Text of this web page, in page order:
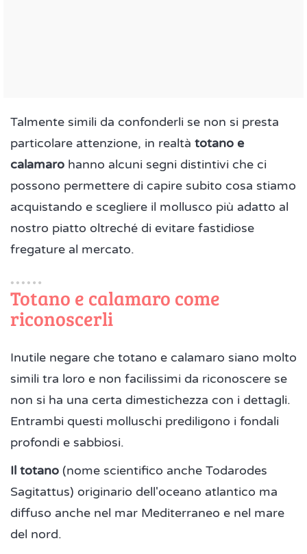
Talmente simili da confonderli se non si presta
particolare attenzione, in realtà totano e
calamaro hanno alcuni segni distintivi che ci
possono permettere di capire subito cosa stiamo
acquistando e scegliere il mollusco più adatto al
nostro piatto oltreché di evitare fastidiose
fregature al mercato.
Totano e calamaro come
riconoscerli
Inutile negare che totano e calamaro siano molto
simili tra loro e non facilissimi da riconoscere se
non si ha una certa dimestichezza con i dettagli.
Entrambi questi molluschi prediligono i fondali
profondi e sabbiosi.
Il totano (nome scientifico anche Todarodes
Sagitattus) originario dell'oceano atlantico ma
diffuso anche nel mar Mediterraneo e nel mare
del nord.